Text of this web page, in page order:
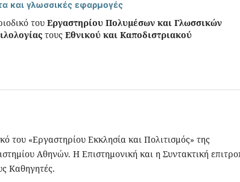
και γλωσσικές εφαρμογές
του Εργαστηρίου Πολυμέσων και Γλωσσικών
τους Εθνικού και Καποδιστριακού
του «Εργαστηρίου Εκκλησία και Πολιτισμός» της
Αθηνών. Η Επιστημονική και η Συντακτική
Καθηγητές.